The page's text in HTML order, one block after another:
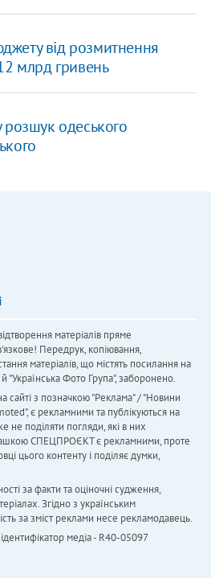
від розмитнення
млрд гривень
розшук одеського
матеріалів пряме
Передрук, копіювання,
матеріалів, що містять посилання на
"Українська Фото Група", заборонено.
сайті з позначкою "Реклама" / "Новини
є рекламними та публікуються на
не поділяти погляди, які в них
СПЕЦПРОЄКТ є рекламними, проте
цього контенту і поділяє думки,
за факти та оціночні судження,
Згідно з українським
за зміст реклами несе рекламодавець.
медіа - R40-05097